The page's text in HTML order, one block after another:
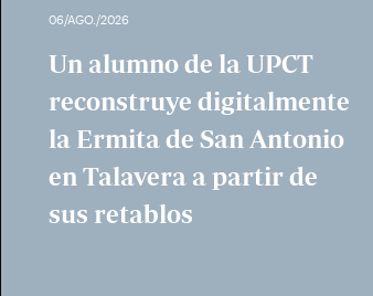
06/AGO./2026
Un alumno de la UPCT
reconstruye digitalmente
la Ermita de San Antonio
en Talavera a partir de
sus retablos